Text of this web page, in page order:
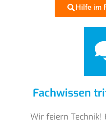
Hilfe im
Fachwissen
Wir feiern Technik!